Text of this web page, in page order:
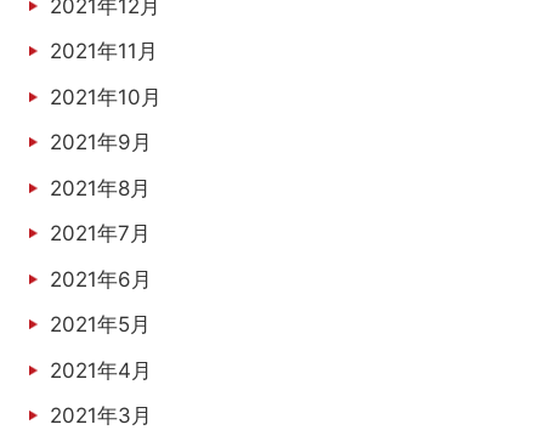
2021年12月
2021年11月
2021年10月
2021年9月
2021年8月
2021年7月
2021年6月
2021年5月
2021年4月
2021年3月